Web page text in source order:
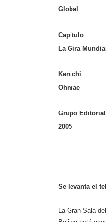
Global
Capítulo
La Gira Mundial
Kenichi
Ohmae
Grupo
2005
Se levanta el
La Gran Saladel